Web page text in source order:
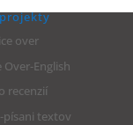
over
Over-English
recenzií
textov